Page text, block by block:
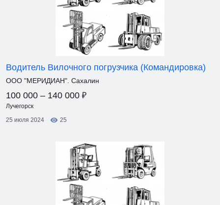
Водитель Вилочного погрузчика (Командировка)
ООО "МЕРИДИАН". Сахалин
100 000 – 140 000 ₽
Лучегорск
25 июля 2024
25